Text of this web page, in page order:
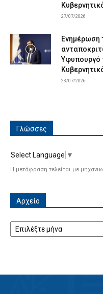
27/07/2026
Ενημέρωση
Υφυπουργό
23/07/2026
Γλώσσες
Select Language ▼
Η μετάφραση τελείται με
Αρχείο